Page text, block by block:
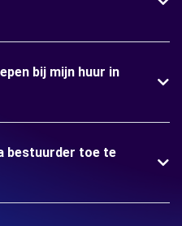
bij mijn huur in
bestuurder toe te